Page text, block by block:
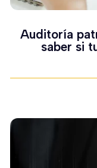
Auditoría
saber si